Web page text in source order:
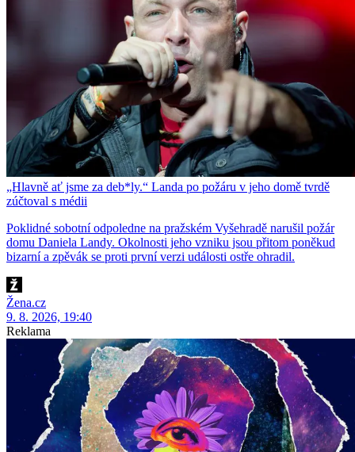
„Hlavně ať jsme za deb*ly.“ Landa po požáru v jeho domě tvrdě
zúčtoval s médii
Poklidné sobotní odpoledne na pražském Vyšehradě narušil požár
domu Daniela Landy. Okolnosti jeho vzniku jsou přitom poněkud
bizarní a zpěvák se proti první verzi události ostře ohradil.
Žena.cz
9. 8. 2026, 19:40
Reklama